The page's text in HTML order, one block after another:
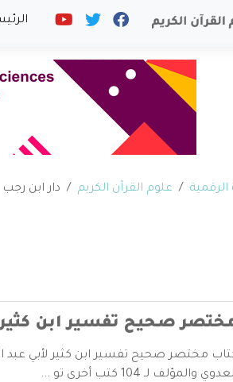
الرقمية علوم القرآن الكريم دار ابن رجب
صحيح تفسير ابن كثير
مختصر صحيح تفسير ابن كثير لأبي
والمؤلف لـ 104 كتب أخرى تو ...